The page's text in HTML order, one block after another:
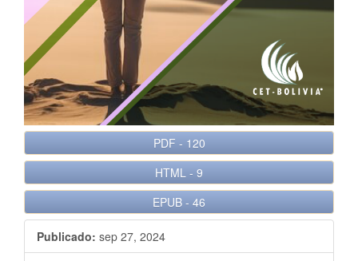
e
l
PDF - 120
HTML - 9
EPUB - 46
Publicado: sep 27, 2024